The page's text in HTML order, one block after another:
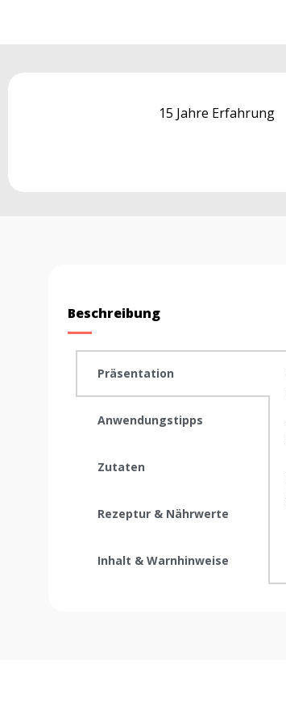
15 Jahre Erfahrung
Beschreibung
Präsentation
Anwendungstipps
Zutaten
Rezeptur & Nährwerte
Inhalt & Warnhinweise